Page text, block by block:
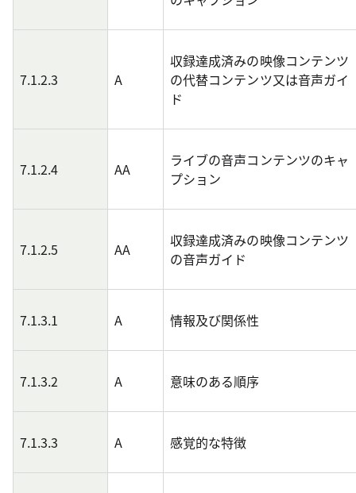
7.1.2.3 A
収録達成済みの映像コンテンツ
の代替コンテンツ又は音声ガイ
ド
7.1.2.4 AA
ライブの音声コンテンツのキャ
プション
7.1.2.5 AA
収録達成済みの映像コンテンツ
の音声ガイド
7.1.3.1 A 情報及び関係性
7.1.3.2 A 意味のある順序
7.1.3.3 A 感覚的な特徴